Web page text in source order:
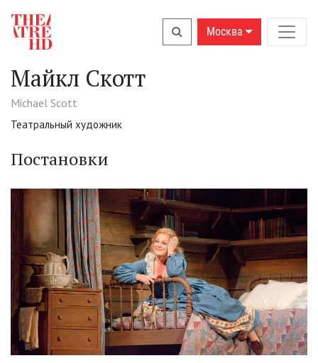
Москва
Майкл Скотт
Michael Scott
Театральный художник
Постановки